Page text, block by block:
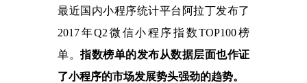
最近国内小程序统计平台阿拉丁发布了
2017年Q2微信小程序指数TOP100榜
单。指数榜单的发布从数据层面也作证
了小程序的市场发展势头强劲的趋势。